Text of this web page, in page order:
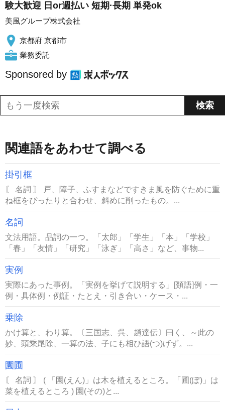
験大歓迎 日or週払い 短期·長期 単発ok
美風グループ株式会社
京都府 京都市
業務委託
Sponsored by
関連語をあわせて調べる
掛引框
〘 名詞 〙 戸、障子、ふすまなどですきま風を防ぐために重
ね框をぴったりと合わせ、斜めに削ったもの。...
名詞
文法用語。品詞の一つ。「太郎」「学生」「本」「学校」
「春」「友情」「研究」「泳ぎ」「高さ」など、事物...
実例
実際にあった事例。「実例を挙げて説明する」[類語]例・一
例・具体例・例証・たとえ・引き合い・ケース・...
乗除
かけ算と、わり算。〔三国志、呉、趙達伝〕曰く、～此の
妙、頭乘尾除、一算の法、子にも相ひ語(つ)げず。...
園圃
〘 名詞 〙 ( 「園(えん)」は木を植えるところ。「圃(ぽ)」は
菜を植えるところ ) 園(その)と...